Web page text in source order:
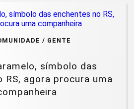
/ GENTE
símbolo das
RS, agora procura uma